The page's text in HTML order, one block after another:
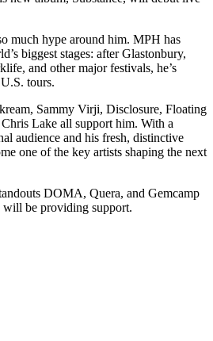
much hype around him. MPH has
biggest stages: after Glastonbury,
and other major festivals, he’s
tours.
Sammy Virji, Disclosure, Floating
Lake all support him. With a
audience and his fresh, distinctive
one of the key artists shaping the next
DOMA, Quera, and Gemcamp
be providing support.